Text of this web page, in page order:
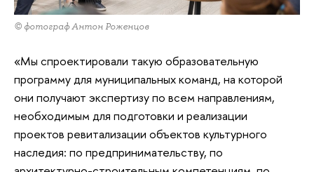
© фотограф Антон Роженцов
«Мы спроектировали такую образовательную
программу для муниципальных команд, на которой
они получают экспертизу по всем направлениям,
необходимым для подготовки и реализации
проектов ревитализации объектов культурного
наследия: по предпринимательству, по